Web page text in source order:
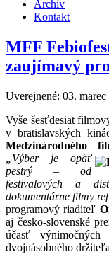
Archív
Kontakt
MFF
zaujímavý
Uverejnené: 03. marec
Vyše šesťdesiat
v bratislavských
Medzinárodného
„Výber je opäť
pestrý – od
festivalových a
dokumentárne filmy
programový riaditeľ
aj česko-slovenské
účasť
dvojnásobného